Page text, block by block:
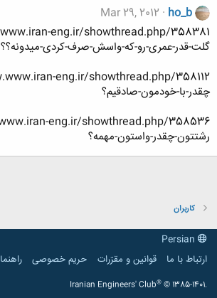
ho_b
Mar 29, 2012
گلت-قدر-عمری-رو-که-واسش-صرف-کردی-میدونه؟؟
چقدر-با-خودمون-صادقیم؟
رشتتون-چقدر-واستون-مهمه؟
کاربران
ارتباط با ما
قوانین و مقرّرات حریم خصوصی راهنما
Iranian Engineers' Club® © 1385-1401.